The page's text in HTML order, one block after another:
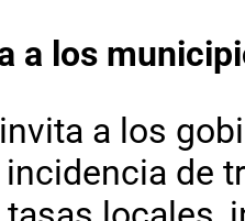
a los
a los
de